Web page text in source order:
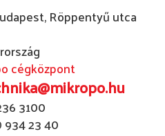
Röppentyű utca
cégközpont
3100
934 23 40